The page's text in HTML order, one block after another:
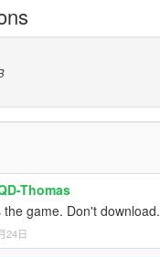
Thomas
the game. Don't download.
24日